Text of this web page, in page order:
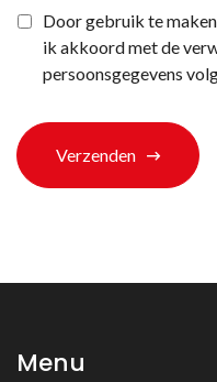
bij
ons
terechtgekomen?
Privacyverklaring *
Door gebruik te
ik akkoord met de
persoonsgegevens
Verzenden
Menu